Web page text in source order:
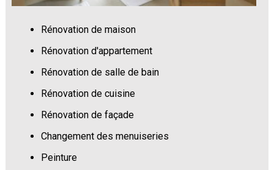
Rénovation de maison
Rénovation d'appartement
Rénovation de salle de bain
Rénovation de cuisine
Rénovation de façade
Changement des menuiseries
Peinture